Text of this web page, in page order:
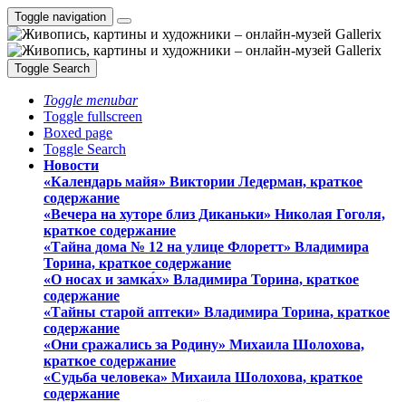
Toggle navigation
Toggle Search
Toggle menubar
Toggle fullscreen
Boxed page
Toggle Search
Новости
«Календарь майя» Виктории Ледерман, краткое
содержание
«Вечера на хуторе близ Диканьки» Николая Гоголя,
краткое содержание
«Тайна дома № 12 на улице Флоретт» Владимира
Торина, краткое содержание
«О носах и замка́х» Владимира Торина, краткое
содержание
«Тайны старой аптеки» Владимира Торина, краткое
содержание
«Они сражались за Родину» Михаила Шолохова,
краткое содержание
«Судьба человека» Михаила Шолохова, краткое
содержание